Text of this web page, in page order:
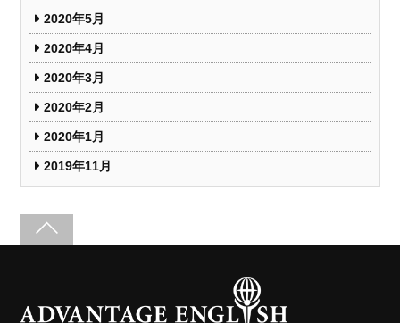
2020年5月
2020年4月
2020年3月
2020年2月
2020年1月
2019年11月